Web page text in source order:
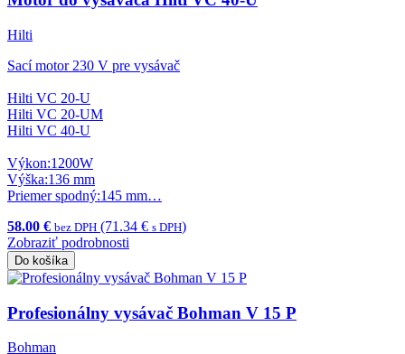
Hilti
Sací motor 230 V pre vysávač
Hilti VC 20-U
Hilti VC 20-UM
Hilti VC 40-U
Výkon:1200W
Výška:136 mm
Priemer spodný:145 mm…
58.00 € bez DPH (71.34 € s DPH)
Zobraziť podrobnosti
Do košíka
Profesionálny vysávač Bohman V 15 P
Bohman